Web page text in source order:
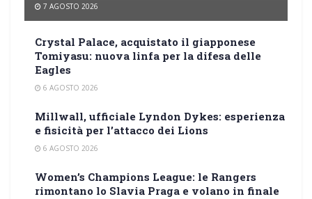
7 AGOSTO 2026
Crystal Palace, acquistato il giapponese
Tomiyasu: nuova linfa per la difesa delle
Eagles
6 AGOSTO 2026
Millwall, ufficiale Lyndon Dykes: esperienza
e fisicità per l’attacco dei Lions
6 AGOSTO 2026
Women’s Champions League: le Rangers
rimontano lo Slavia Praga e volano in finale